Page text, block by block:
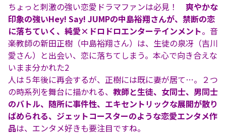
ちょっと刺激の強い恋愛ドラマファンは必見！ 爽やかな
印象の強いHey! Say! JUMPの中島裕翔さんが、禁断の恋
に落ちていく、純愛×ドロドロエンターテインメント。音
楽教師の新田正樹（中島裕翔さん）は、生徒の泉冴（吉川
愛さん）と出会い、恋に落ちてしまう。本心で向き合えな
いまま分かれた2
人は５年後に再会するが、正樹には既に妻が居て…。２つ
の時系列を舞台に描かれる、 教師と生徒、女同士、男同士
のバトル、随所に事件性、エキセントリックな展開が散り
ばめられる、ジェットコースターのような恋愛エンタメ作
品は、エンタメ好きも要注目ですね。